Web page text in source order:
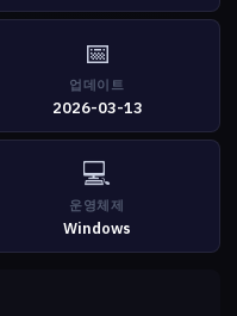
📅
업데이트
2026-03-13
💻
운영체제
Windows